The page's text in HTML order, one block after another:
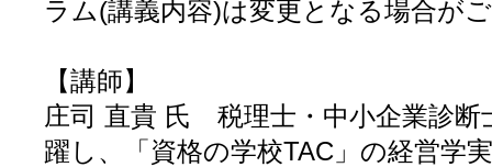
ラム(講義内容)は変更となる場合が
【講師】
庄司 直貴 氏 税理士・中小企業診断
躍し、「資格の学校TAC」の経営学